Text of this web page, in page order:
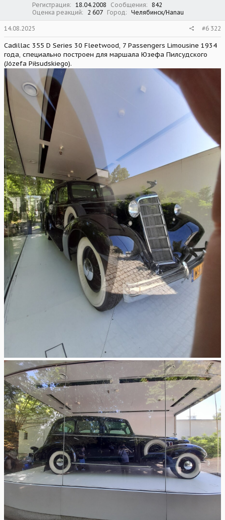
Регистрация 18.04.2008 Сообщения
842
Оценка реакций
2 607 Город Челябинск/Hanau
14.08.2025 #6 322
Cadillac 355 D Series 30 Fleetwood, 7 Passengers Limousine 1934
года, специально построен для маршала Юзефа Пилсудского
(Józefa Piłsudskiego).